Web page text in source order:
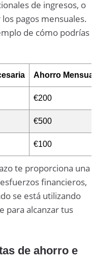
de ingresos, o
pagos mensuales.
de cómo podrías
Ahorro
€200
€500
€100
te proporciona una
financieros,
se está utilizando
para alcanzar tus
de ahorro e